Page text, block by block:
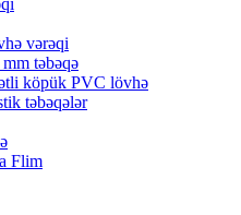
vərəqi
təbəqə
köpük PVC lövhə
təbəqələr
Flim